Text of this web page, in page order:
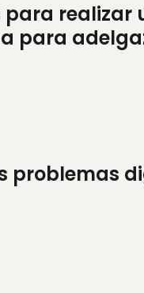
para realizar
para
problemas